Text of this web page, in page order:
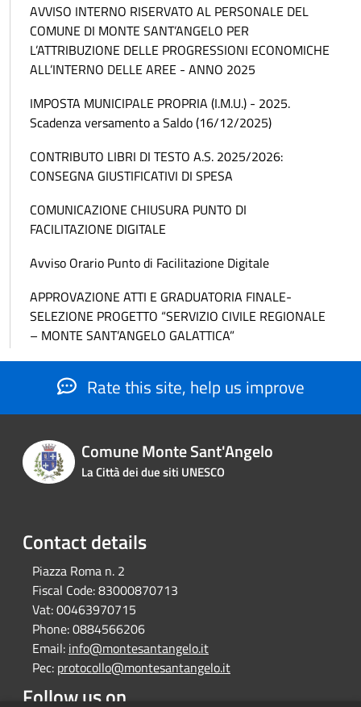
AVVISO INTERNO RISERVATO AL PERSONALE DEL
COMUNE DI MONTE SANT’ANGELO PER
L’ATTRIBUZIONE DELLE PROGRESSIONI ECONOMICHE
ALL’INTERNO DELLE AREE - ANNO 2025
IMPOSTA MUNICIPALE PROPRIA (I.M.U.) - 2025.
Scadenza versamento a Saldo (16/12/2025)
CONTRIBUTO LIBRI DI TESTO A.S. 2025/2026:
CONSEGNA GIUSTIFICATIVI DI SPESA
COMUNICAZIONE CHIUSURA PUNTO DI
FACILITAZIONE DIGITALE
Avviso Orario Punto di Facilitazione Digitale
APPROVAZIONE ATTI E GRADUATORIA FINALE-
SELEZIONE PROGETTO “SERVIZIO CIVILE REGIONALE
– MONTE SANT’ANGELO GALATTICA”
Rate this site, help us improve
Comune Monte Sant'Angelo
La Città dei due siti UNESCO
Contact details
Piazza Roma n. 2
Fiscal Code:83000870713
Vat:00463970715
Phone:0884566206
Email: info@montesantangelo.it
Pec: protocollo@montesantangelo.it
Follow us on